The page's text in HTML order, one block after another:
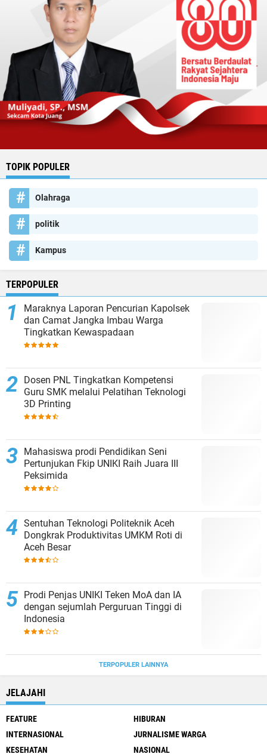
TOPIK POPULER
Olahraga
politik
Kampus
TERPOPULER
Maraknya Laporan Pencurian Kapolsek
dan Camat Jangka Imbau Warga
Tingkatkan Kewaspadaan
Dosen PNL Tingkatkan Kompetensi
Guru SMK melalui Pelatihan Teknologi
3D Printing
Mahasiswa prodi Pendidikan Seni
Pertunjukan Fkip UNIKI Raih Juara III
Peksimida
Sentuhan Teknologi Politeknik Aceh
Dongkrak Produktivitas UMKM Roti di
Aceh Besar
Prodi Penjas UNIKI Teken MoA dan IA
dengan sejumlah Perguruan Tinggi di
Indonesia
TERPOPULER LAINNYA
JELAJAHI
FEATURE
HIBURAN
INTERNASIONAL
JURNALISME WARGA
KESEHATAN
NASIONAL